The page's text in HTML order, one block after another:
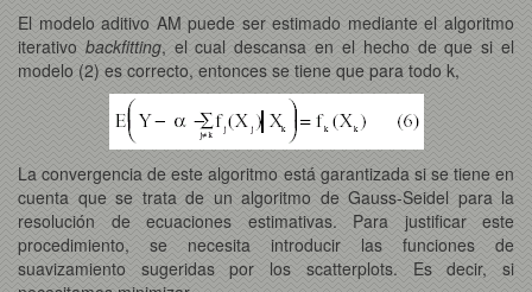
El modelo aditivo AM puede ser estimado mediante el algoritmo
iterativo backfitting, el cual descansa en el hecho de que si el
modelo (2) es correcto, entonces se tiene que para todo k,
La convergencia de este algoritmo está garantizada si se tiene en
cuenta que se trata de un algoritmo de Gauss-Seidel para la
resolución de ecuaciones estimativas. Para justificar este
procedimiento, se necesita introducir las funciones de
suavizamiento sugeridas por los scatterplots. Es decir, si